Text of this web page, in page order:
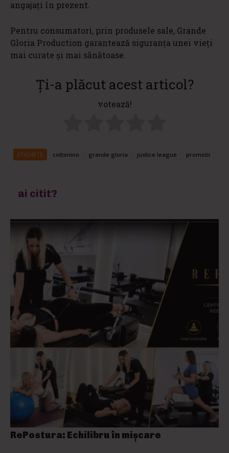
angajați în prezent.
Pentru consumatori, prin produsele sale, Grande
Gloria Production garantează siguranța unei vieți
mai curate și mai sănătoase.
Ți-a plăcut acest articol?
votează!
ETICHETE cottonino grande gloria justice league promotii
ai citit?
RePostura: Echilibru în mișcare